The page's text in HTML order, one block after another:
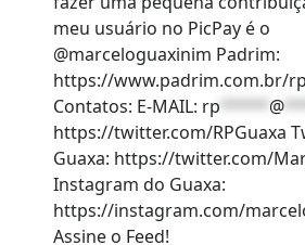
meu usuário no PicPay é o
@marceloguaxinim Padrim:
https://www.padrim.com.br/
Contatos: E-MAIL: rp ***** @
https://twitter.com/RPGuaxa
Guaxa: https://twitter.com/
Instagram do Guaxa:
https://instagram.com/
Assine o Feed!